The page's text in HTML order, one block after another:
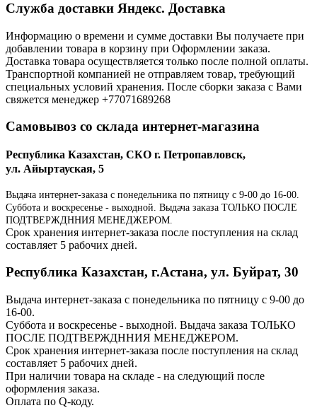
Служба доставки Яндекс. Доставка
Информацию о времени и сумме доставки Вы получаете при
добавлении товара в корзину при Оформлении заказа.
Доставка товара осуществляется только после полной оплаты.
Транспортной компанией не отправляем товар, требующий
специальных условий хранения. После сборки заказа с Вами
свяжется менеджер +77071689268
Самовывоз со склада интернет-магазина
Республика Казахстан, СКО г. Петропавловск,
ул. Айыртауская, 5
Выдача интернет-заказа с понедельника по пятницу с 9-00 до 16-00.
Суббота и воскресенье - выходной. Выдача заказа ТОЛЬКО ПОСЛЕ
ПОДТВЕРЖДННИЯ МЕНЕДЖЕРОМ.
Срок хранения интернет-заказа после поступления на склад
составляет 5 рабочих дней.
Республика Казахстан, г.Астана, ул. Буйрат, 30
Выдача интернет-заказа с понедельника по пятницу с 9-00 до
16-00.
Суббота и воскресенье - выходной. Выдача заказа ТОЛЬКО
ПОСЛЕ ПОДТВЕРЖДННИЯ МЕНЕДЖЕРОМ.
Срок хранения интернет-заказа после поступления на склад
составляет 5 рабочих дней.
При наличии товара на складе - на следующий после
оформления заказа.
Оплата по Q-коду.